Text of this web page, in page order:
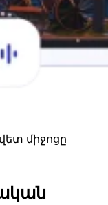
միջոցը